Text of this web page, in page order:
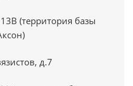
(территория базы
д.7